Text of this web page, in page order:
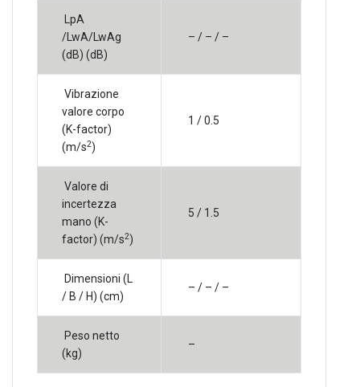
LpA
/LwA/LwAg
(dB) (dB)
– / – / –
Vibrazione
valore corpo
(K-factor)
(m/s2)
1 / 0.5
Valore di
incertezza
mano (K-
factor) (m/s2)
5 / 1.5
Dimensioni (L
/ B / H) (cm)
– / – / –
Peso netto
(kg)
–